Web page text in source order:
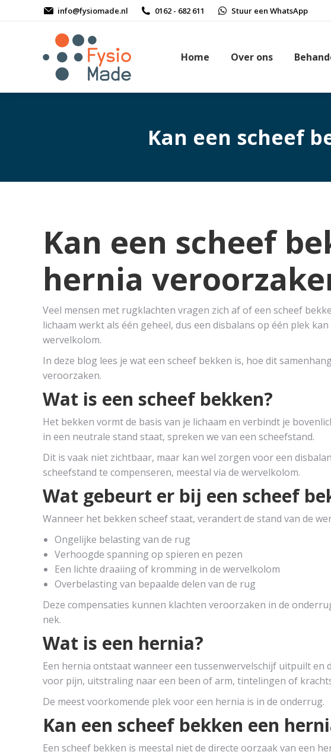
info@fysiomade.nl 0162 - 682 611 Stuur een WhatsApp
Home Over ons
Kan een scheef
Kan een scheef
hernia
Veel mensen met rugklachten vragen zich af of een scheef
lichaam werkt als één geheel, dus een disbalans op één plek
wervelkolom.
In deze blog lees je wat een scheef bekken is, hoe dit
veroorzaken.
Wat is een scheef bekken?
Het bekken vormt de basis van je lichaam en verbindt je
in een neutrale stand staat, spreken we van een scheefstand.
Dit is vaak niet zichtbaar, maar kan wel zorgen voor een
scheefstand te compenseren, meestal via de wervelkolom.
Wat gebeurt er bij een scheef
Wanneer het bekken scheef staat, verandert de stand van de
Ongelijke belasting van de rug
Verhoogde spanning op spieren en pezen
Een lichte draaiing of kromming in de wervelkolom
Overbelasting van bepaalde delen van de rug
Deze compensaties kunnen klachten veroorzaken in de
nek.
Wat is een hernia?
Een hernia ontstaat wanneer een tussenwervelschijf uitpuilt
voor pijn, uitstraling naar een been of arm, tintelingen of
De meest voorkomende plek voor een hernia is in de onderrug.
Kan een scheef bekken een
Een scheef bekken is meestal niet de directe oorzaak van een